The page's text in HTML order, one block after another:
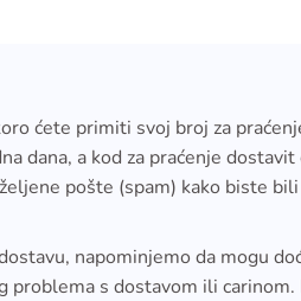
ćete primiti svoj broj za
dana, a kod za praćenje
pošte (spam) kako biste
napominjemo da mogu
problema s dostavom ili carinom.